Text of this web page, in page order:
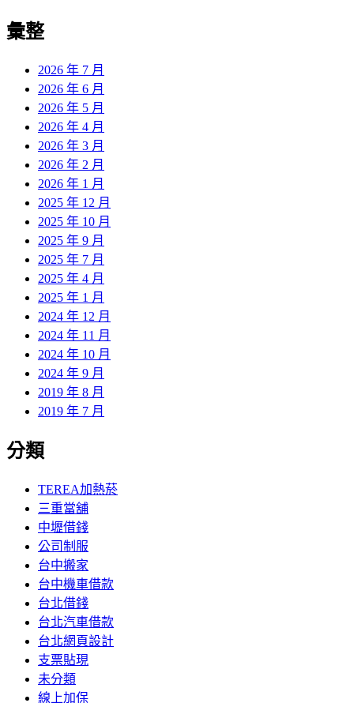
彙整
2026 年 7 月
2026 年 6 月
2026 年 5 月
2026 年 4 月
2026 年 3 月
2026 年 2 月
2026 年 1 月
2025 年 12 月
2025 年 10 月
2025 年 9 月
2025 年 7 月
2025 年 4 月
2025 年 1 月
2024 年 12 月
2024 年 11 月
2024 年 10 月
2024 年 9 月
2019 年 8 月
2019 年 7 月
分類
TEREA加熱菸
三重當舖
中壢借錢
公司制服
台中搬家
台中機車借款
台北借錢
台北汽車借款
台北網頁設計
支票貼現
未分類
線上加保